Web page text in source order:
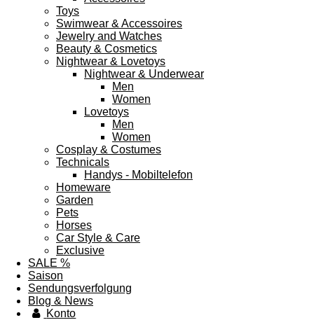
Toys
Swimwear & Accessoires
Jewelry and Watches
Beauty & Cosmetics
Nightwear & Lovetoys
Nightwear & Underwear
Men
Women
Lovetoys
Men
Women
Cosplay & Costumes
Technicals
Handys - Mobiltelefon
Homeware
Garden
Pets
Horses
Car Style & Care
Exclusive
SALE %
Saison
Sendungsverfolgung
Blog & News
Konto